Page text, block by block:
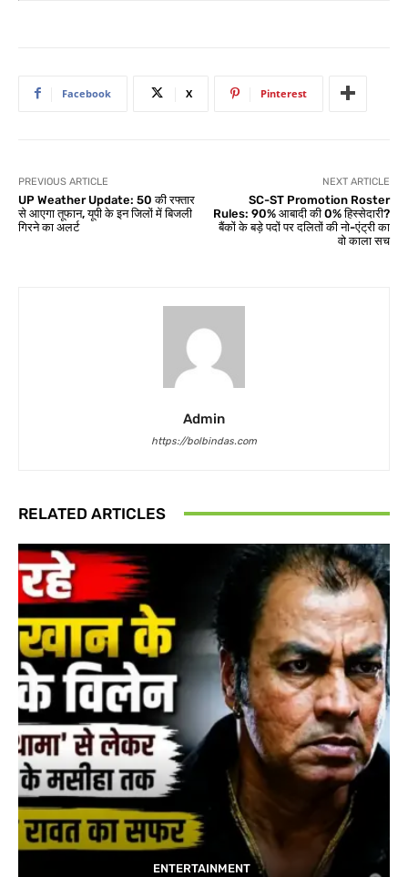
Facebook X Pinterest
PREVIOUS ARTICLE
UP Weather Update: 50 की रफ्तार
से आएगा तूफान, यूपी के इन जिलों में बिजली
गिरने का अलर्ट
NEXT ARTICLE
SC-ST Promotion Roster
Rules: 90% आबादी की 0% हिस्सेदारी?
बैंकों के बड़े पदों पर दलितों की नो-एंट्री का
वो काला सच
Admin
https://bolbindas.com
RELATED ARTICLES
ENTERTAINMENT